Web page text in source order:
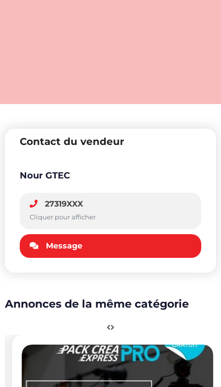
Contact du vendeur
Nour GTEC
27319XXX
Cliquer pour afficher
Message
Annonces de la même catégorie